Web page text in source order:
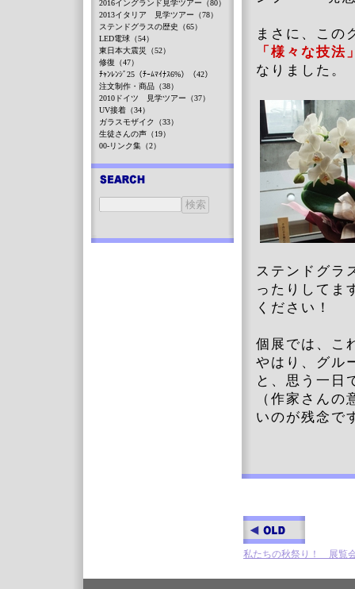
まさに、こ
「様々な技
なりました。
ステンドグラ
ったりしてま
ください！
個展では、こ
やはり、グル
と、思う一日
（作家さん
いのが残念で
私たちの秋祭り！ 展覧
2016イングランド見学ツアー（80）
2013イタリア 見学ツアー（78）
ステンドグラスの歴史（65）
LED電球（54）
東日本大震災（52）
修復（47）
ﾁｬﾝﾚﾝｼﾞ25（ﾁｰﾑﾏｲﾅｽ6%）（42）
注文制作・商品（38）
2010ドイツ 見学ツアー（37）
UV接着（34）
ガラスモザイク（33）
生徒さんの声（19）
00-リンク集（2）